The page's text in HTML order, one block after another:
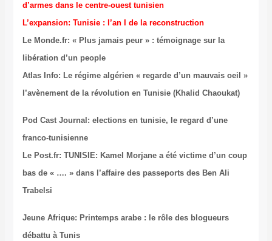
d’armes dans le centre-ouest tunisien
L’expansion: Tunisie : l’an I de la reconstruction
Le Monde.fr: « Plus jamais peur » : témoignage sur la
libération d’un people
Atlas Info: Le régime algérien « regarde d’un mauvais oeil »
l’avènement de la révolution en Tunisie (Khalid Chaoukat)
Pod Cast Journal: elections en tunisie, le regard d’une
franco-tunisienne
Le Post.fr: TUNISIE: Kamel Morjane a été victime d’un coup
bas de « …. » dans l’affaire des passeports des Ben Ali
Trabelsi
Jeune Afrique: Printemps arabe : le rôle des blogueurs
débattu à Tunis